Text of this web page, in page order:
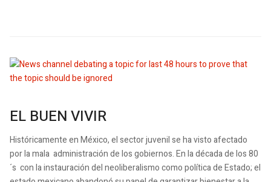
EL BUEN VIVIR
Históricamente en México, el sector juvenil se ha visto afectado
por la mala administración de los gobiernos. En la década de los 80
´s con la instauración del neoliberalismo como política de Estado; el